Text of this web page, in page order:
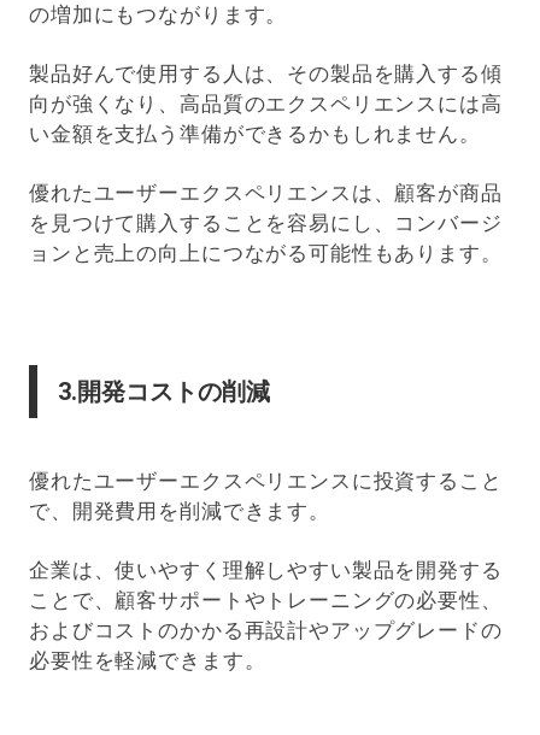
の増加にもつながります。
製品好んで使用する人は、その製品を購入する傾
向が強くなり、高品質のエクスペリエンスには高
い金額を支払う準備ができるかもしれません。
優れたユーザーエクスペリエンスは、顧客が商品
を見つけて購入することを容易にし、コンバージ
ョンと売上の向上につながる可能性もあります。
3.開発コストの削減
優れたユーザーエクスペリエンスに投資すること
で、開発費用を削減できます。
企業は、使いやすく理解しやすい製品を開発する
ことで、顧客サポートやトレーニングの必要性、
およびコストのかかる再設計やアップグレードの
必要性を軽減できます。